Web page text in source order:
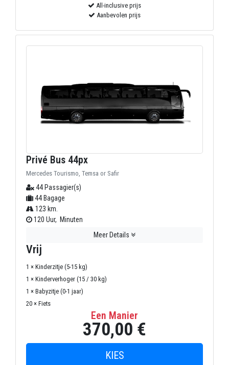
All-inclusive prijs
Aanbevolen prijs
Privé Bus 44px
Mercedes Tourismo, Temsa or Safir
44 Passagier(s)
44 Bagage
123 km.
120 Uur, Minuten
Meer Details
Vrij
1 × Kinderzitje (5-15 kg)
1 × Kinderverhoger (15 / 30 kg)
1 × Babyzitje (0-1 jaar)
20 × Fiets
Een Manier
370,00 €